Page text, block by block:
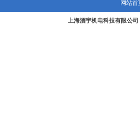
网站首
上海涸宇机电科技有限公司